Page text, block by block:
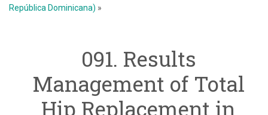
República Dominicana) »
091. Results
Management of Total
Hip Replacement in